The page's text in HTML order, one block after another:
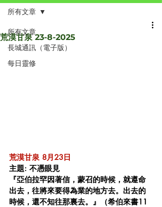
所有文章
長城通訊（電子版）
每日靈修
所有文章
荒漠甘泉 23-8-2025
荒漠甘泉 8月23日
主題: 不憑眼見
『亞伯拉罕因著信，蒙召的時候，就遵命
出去，往將來要得為業的地方去。出去的
時候，還不知往那裏去。』（希伯來書11